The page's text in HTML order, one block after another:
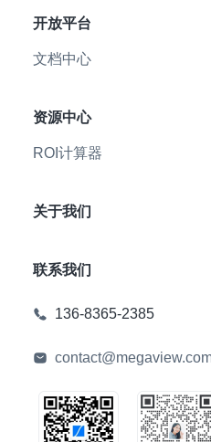
开放平台
文档中心
资源中心
ROI计算器
关于我们
联系我们
136-8365-2385